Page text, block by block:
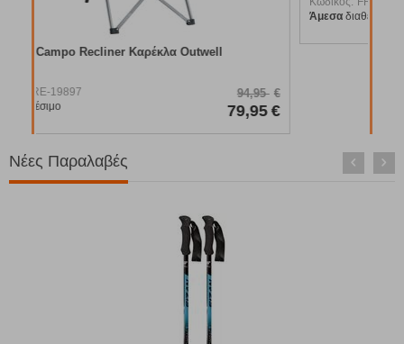
Breaker Καρέκλα Outwell
Κωδικός:
Άμεσα
Νέες Παραλαβές